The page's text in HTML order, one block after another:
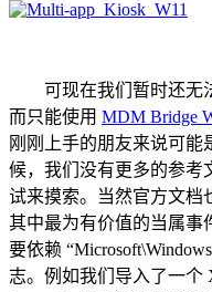
可现在我们暂时还无法
而只能使用 MDM Bridge
刚刚上手的朋友来说可能
候，我们没有更多的参考
试来摸索。当然官方文档
其中最为有价值的当属事
要依赖
志。例如我们导入了一个